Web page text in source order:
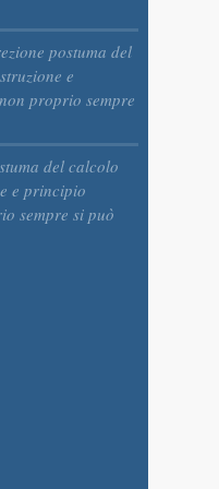
postuma del
e
proprio sempre
del calcolo
e principio
sempre si può